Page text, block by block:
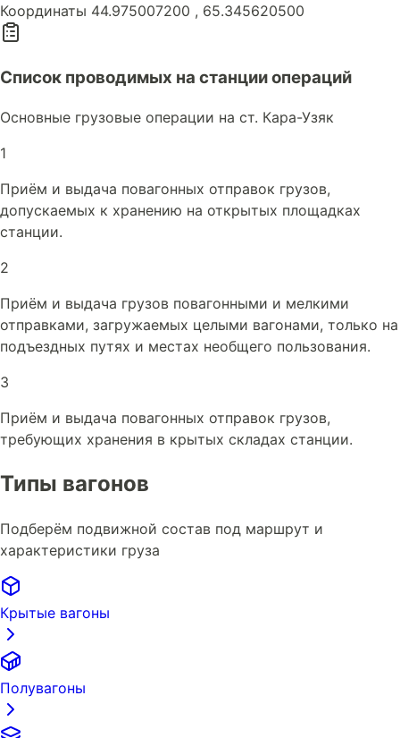
Координаты 44.975007200 , 65.345620500
Список проводимых на станции операций
Основные грузовые операции на ст. Кара-Узяк
1
Приём и выдача повагонных отправок грузов,
допускаемых к хранению на открытых площадках
станции.
2
Приём и выдача грузов повагонными и мелкими
отправками, загружаемых целыми вагонами, только на
подъездных путях и местах необщего пользования.
3
Приём и выдача повагонных отправок грузов,
требующих хранения в крытых складах станции.
Типы вагонов
Подберём подвижной состав под маршрут и
характеристики груза
Крытые вагоны
Полувагоны